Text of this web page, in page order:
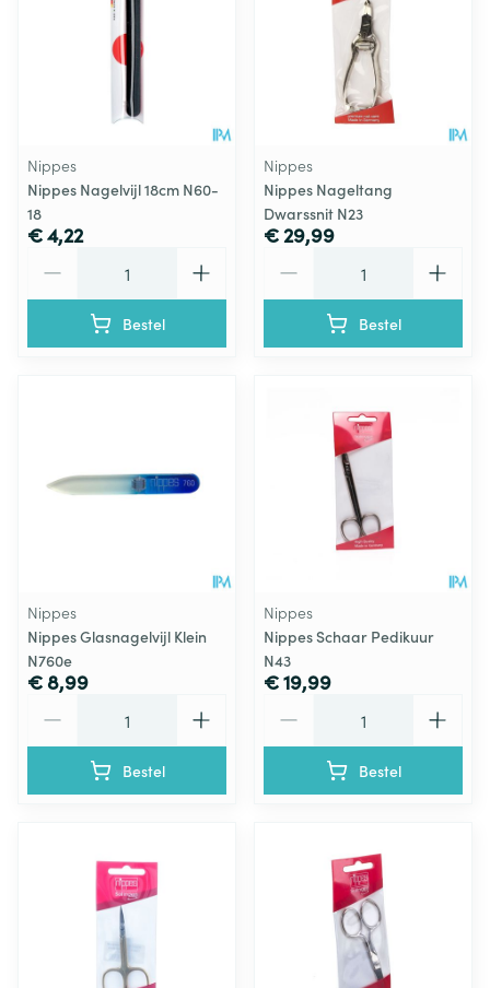
Nippes
Nippes Nagelvijl 18cm N60-
18
€ 4,22
Bestel
Nippes
Nippes Nageltang
Dwarssnit N23
€ 29,99
Bestel
Nippes
Nippes Glasnagelvijl Klein
N760e
€ 8,99
Bestel
Nippes
Nippes Schaar Pedikuur
N43
€ 19,99
Bestel